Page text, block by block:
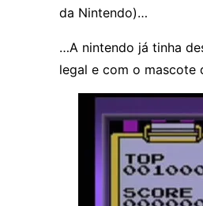
da Nintendo)…
…A nintendo já tinha
legal e com o mascote